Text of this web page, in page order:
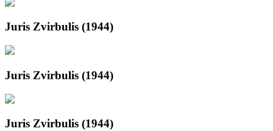
Juris Zvirbulis (1944)
Juris Zvirbulis (1944)
Juris Zvirbulis (1944)